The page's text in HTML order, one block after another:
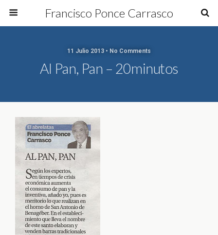
Francisco Ponce Carrasco
11 Julio 2013 • No Comments
Al Pan, Pan – 20minutos